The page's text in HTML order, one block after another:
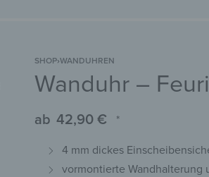
SCHNEIDEBRETTERMAGNETMATTEN
SHOP›WANDUHREN
Wanduhr –
ab 42,90 € *
4 mm dickes
vormontierte Wandhalterung